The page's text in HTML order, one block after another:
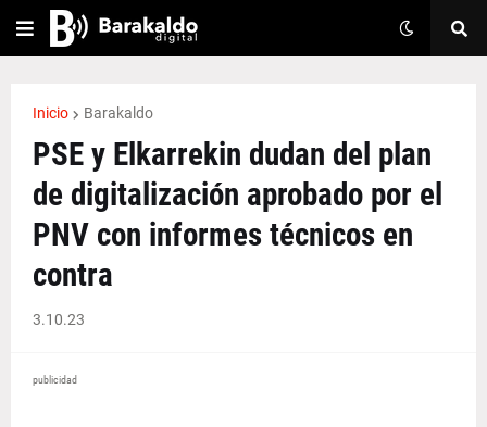
Inicio Barakaldo
PSE y Elkarrekin dudan del plan
de digitalización aprobado por el
PNV con informes técnicos en
contra
3.10.23
publicidad